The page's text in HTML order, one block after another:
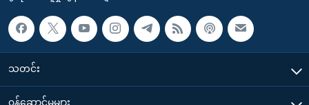
သတင်း
၀န်ဆောင်မှုများ